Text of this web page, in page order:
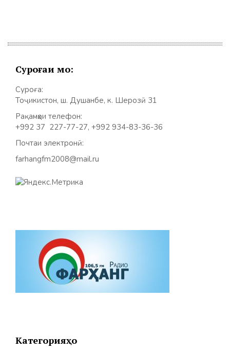
Суроғаи мо:
Суроға:
Тоҷикистон, ш. Душанбе, к. Шерозӣ 31
Рақамҳои телефон:
+992 37 227-77-27, +992 934-83-36-36
Почтаи электронӣ:
farhangfm2008@mail.ru
Категорияҳо